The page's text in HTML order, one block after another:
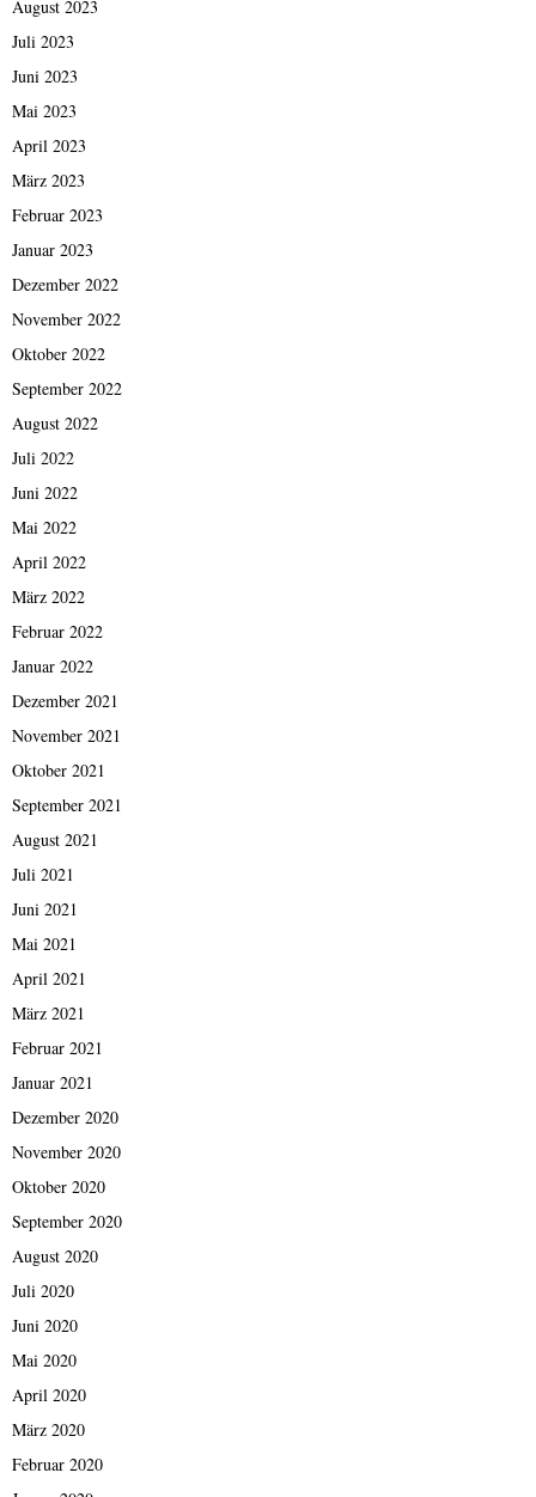
August 2023
Juli 2023
Juni 2023
Mai 2023
April 2023
März 2023
Februar 2023
Januar 2023
Dezember 2022
November 2022
Oktober 2022
September 2022
August 2022
Juli 2022
Juni 2022
Mai 2022
April 2022
März 2022
Februar 2022
Januar 2022
Dezember 2021
November 2021
Oktober 2021
September 2021
August 2021
Juli 2021
Juni 2021
Mai 2021
April 2021
März 2021
Februar 2021
Januar 2021
Dezember 2020
November 2020
Oktober 2020
September 2020
August 2020
Juli 2020
Juni 2020
Mai 2020
April 2020
März 2020
Februar 2020